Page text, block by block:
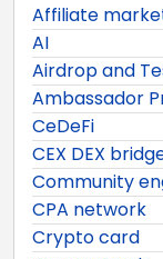
Affiliate
AI
Airdrop and
Ambassador
CeDeFi
CEX DEX
Community
CPA network
Crypto card